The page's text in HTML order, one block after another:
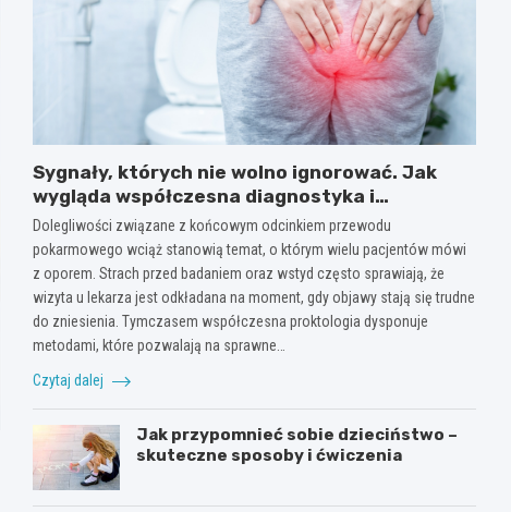
Sygnały, których nie wolno ignorować. Jak
wygląda współczesna diagnostyka i
profilaktyka w proktologii?
Dolegliwości związane z końcowym odcinkiem przewodu
pokarmowego wciąż stanowią temat, o którym wielu pacjentów mówi
z oporem. Strach przed badaniem oraz wstyd często sprawiają, że
wizyta u lekarza jest odkładana na moment, gdy objawy stają się trudne
do zniesienia. Tymczasem współczesna proktologia dysponuje
metodami, które pozwalają na sprawne…
Czytaj dalej
Jak przypomnieć sobie dzieciństwo –
skuteczne sposoby i ćwiczenia